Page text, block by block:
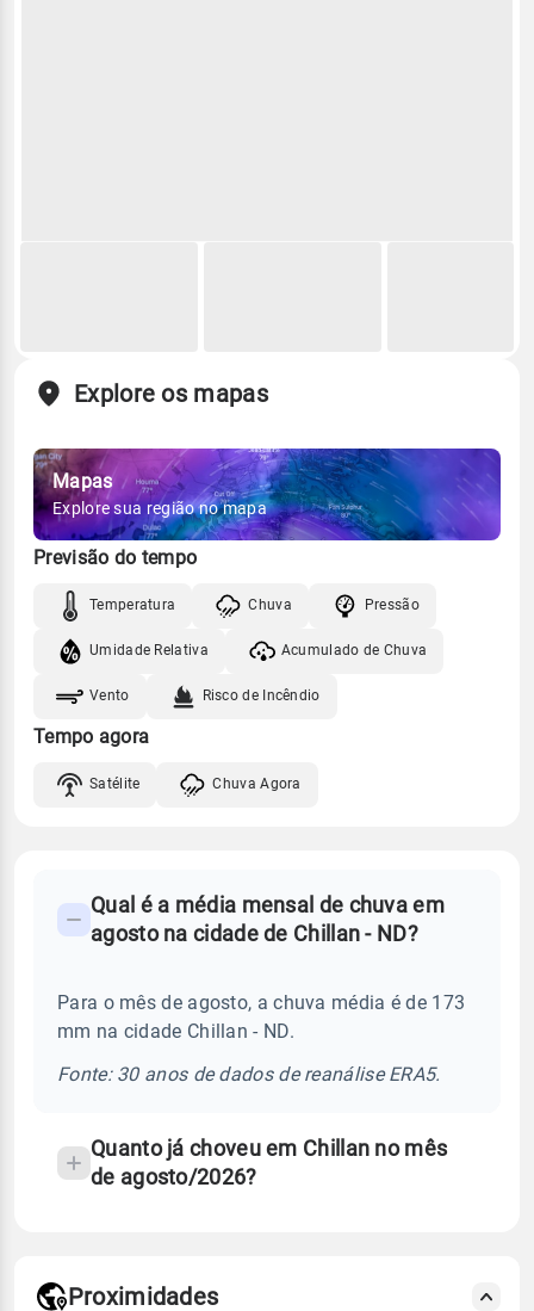
Explore os mapas
Mapas
Explore sua região no mapa
Previsão do tempo
Temperatura Chuva Pressão
Umidade Relativa Acumulado de Chuva
Vento Risco de Incêndio
Tempo agora
Satélite Chuva Agora
Perguntas
sobre
chuva
Qual é a média mensal de chuva em
agosto na cidade de Chillan - ND?
Para o mês de agosto, a chuva média é de 173
mm na cidade Chillan - ND.
Fonte: 30 anos de dados de reanálise ERA5.
Quanto já choveu em Chillan no mês
de agosto/2026?
Proximidades